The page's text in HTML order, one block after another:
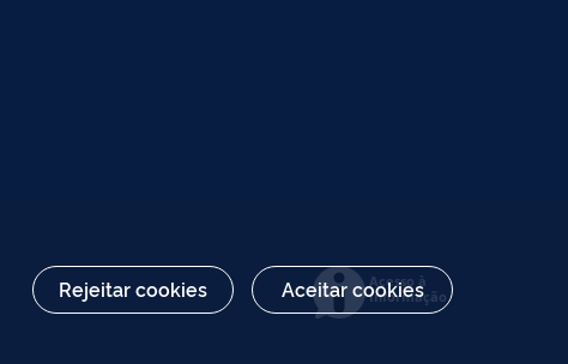
Acesso à
Informação
Rejeitar cookies Aceitar cookies